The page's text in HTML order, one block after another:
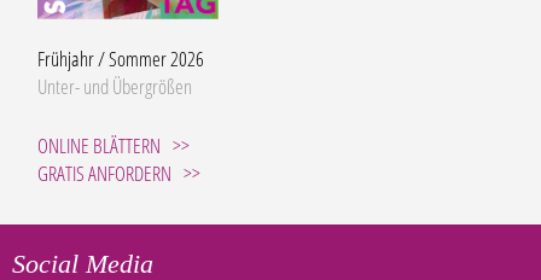
Frühjahr / Sommer 2026
Unter- und Übergrößen
ONLINE BLÄTTERN
GRATIS ANFORDERN
Social Media